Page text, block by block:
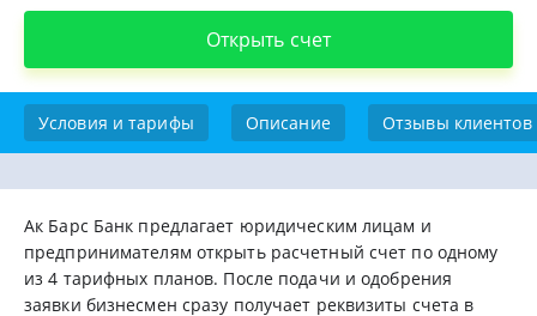
Открыть счет
Условия и тарифы Описание Отзывы клиентов
Ак Барс Банк предлагает юридическим лицам и
предпринимателям открыть расчетный счет по одному
из 4 тарифных планов. После подачи и одобрения
заявки бизнесмен сразу получает реквизиты счета в